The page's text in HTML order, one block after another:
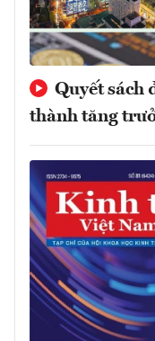
Quyết sách
thành tăng